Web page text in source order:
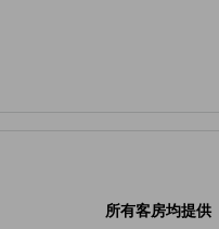
所有客房均提供